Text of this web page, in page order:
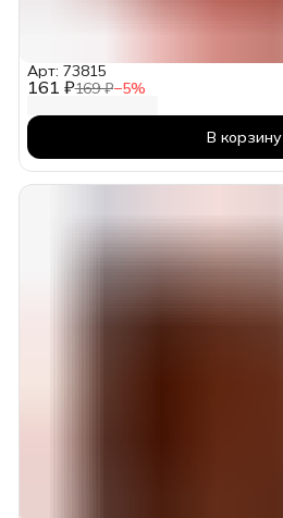
161 ₽169 ₽−5%
Арт: 73815
В корзину